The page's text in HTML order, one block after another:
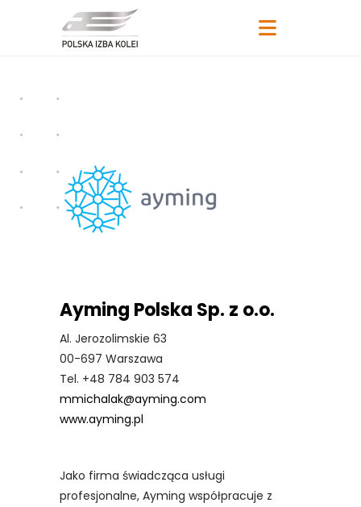
Ayming Polska Sp. z o.o.
Al. Jerozolimskie 63
00-697 Warszawa
Tel. +48 784 903 574
mmichalak@ayming.com
www.ayming.pl
Jako firma świadcząca usługi
profesjonalne, Ayming współpracuje z